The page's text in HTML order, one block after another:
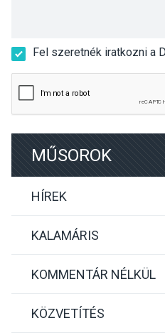
Fel szeretnék iratkozni a
MŰSOROK
HÍREK
KALAMÁRIS
KOMMENTÁR NÉLKÜL
KÖZVETÍTÉS